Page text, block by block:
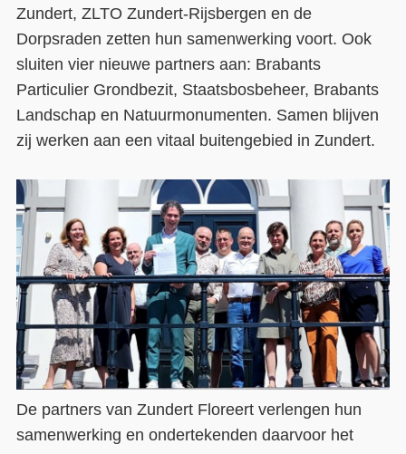
Zundert, ZLTO Zundert-Rijsbergen en de
Dorpsraden zetten hun samenwerking voort. Ook
sluiten vier nieuwe partners aan: Brabants
Particulier Grondbezit, Staatsbosbeheer, Brabants
Landschap en Natuurmonumenten. Samen blijven
zij werken aan een vitaal buitengebied in Zundert.
De partners van Zundert Floreert verlengen hun
samenwerking en ondertekenden daarvoor het
Over ons
LIFE-IP Klimaatadaptatie
Weerbaar Dommelland